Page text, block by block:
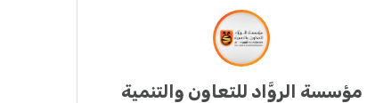
مؤسسة الروَّاد للتعاون والتنمية